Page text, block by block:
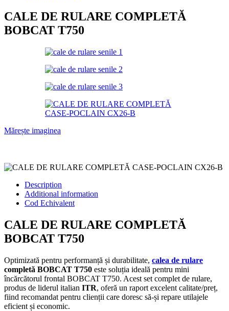
CALE DE RULARE COMPLETĂ
BOBCAT T750
Mărește imaginea
Description
Additional information
Cod Echivalent
CALE DE RULARE COMPLETĂ
BOBCAT T750
Optimizată pentru performanță și durabilitate, calea de rulare
completă BOBCAT T750 este soluția ideală pentru mini
încărcătorul frontal BOBCAT T750. Acest set complet de rulare,
produs de liderul italian ITR, oferă un raport excelent calitate/preț,
fiind recomandat pentru clienții care doresc să-și repare utilajele
eficient și economic.